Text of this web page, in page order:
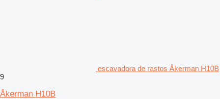
escavadora de rastos Åkerman H10B
9
Åkerman H10B